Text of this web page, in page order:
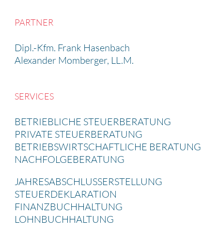
PARTNER
Dipl.-Kfm. Frank Hasen­bach
Alexander Momberger, LL.M.
SERVICES
BETRIEB­LICHE STEUER­BE­RA­TUNG
PRIVATE STEUER­BE­RA­TUNG
BETRIEBS­WIRT­SCHAFT­LICHE BERATUNG
NACHFOL­GE­BE­RA­TUNG
JAHRES­AB­SCHLUSS­ERSTEL­LUNG
STEUER­DE­KLA­RA­TION
FINANZ­BUCH­HAL­TUNG
LOHNBUCH­HAL­TUNG